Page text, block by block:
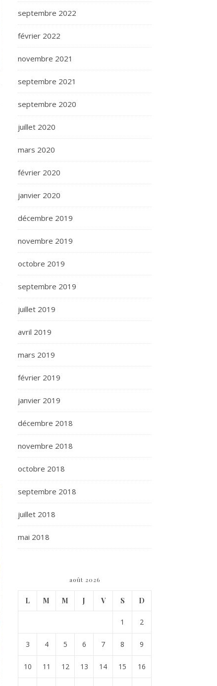
septembre 2022
février 2022
novembre 2021
septembre 2021
septembre 2020
juillet 2020
mars 2020
février 2020
janvier 2020
décembre 2019
novembre 2019
octobre 2019
septembre 2019
juillet 2019
avril 2019
mars 2019
février 2019
janvier 2019
décembre 2018
novembre 2018
octobre 2018
septembre 2018
juillet 2018
mai 2018
août 2026
L M M J V S D
1 2
3 4 5 6 7 8 9
10 11 12 13 14 15 16